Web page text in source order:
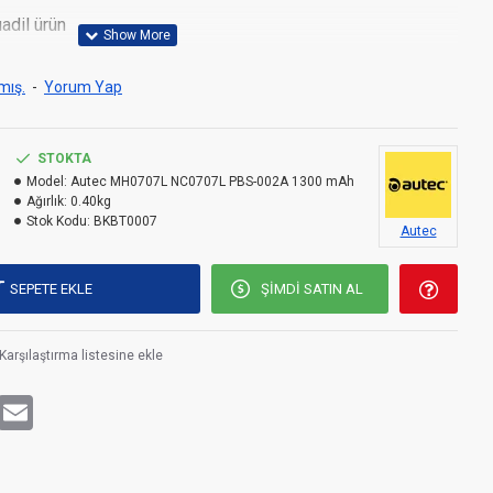
ürün
Autec Kontrol Kumandası MH0707L NC0707L Uyumlu
- Yorum Yap
STOKTA
Model: Autec MH0707L NC0707L PBS-002A 1300 mAh
Ağırlık: 0.40kg
Stok Kodu: BKBT0007
Autec
SEPETE EKLE ŞIMDI SATIN AL
Karşılaştırma listesine ekle